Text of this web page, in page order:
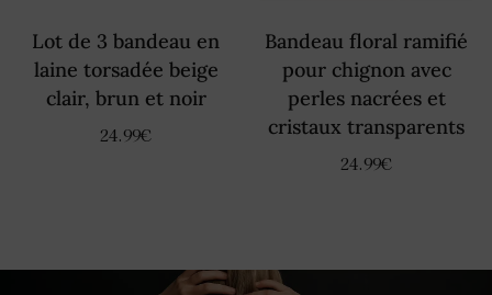
Lot de 3 bandeau en
laine torsadée beige
clair, brun et noir
24.99€
Bandeau floral ramifié
pour chignon avec
perles nacrées et
cristaux transparents
24.99€